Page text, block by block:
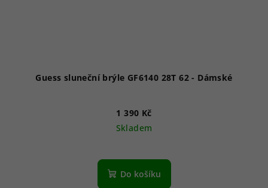
Guess sluneční brýle GF6140 28T 62 - Dámské
1 390 Kč
Skladem
Do košíku